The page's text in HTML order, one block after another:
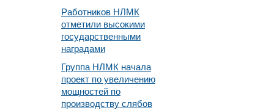
Работников НЛМК
отметили высокими
государственными
наградами
Группа НЛМК начала
проект по увеличению
мощностей по
производству слябов